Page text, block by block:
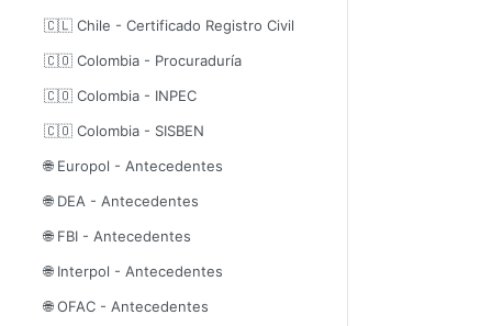
🇨🇱 Chile - Certificado Registro Civil
🇨🇴 Colombia - Procuraduría
🇨🇴 Colombia - INPEC
🇨🇴 Colombia - SISBEN
🌐 Europol - Antecedentes
🌐 DEA - Antecedentes
🌐 FBI - Antecedentes
🌐 Interpol - Antecedentes
🌐 OFAC - Antecedentes